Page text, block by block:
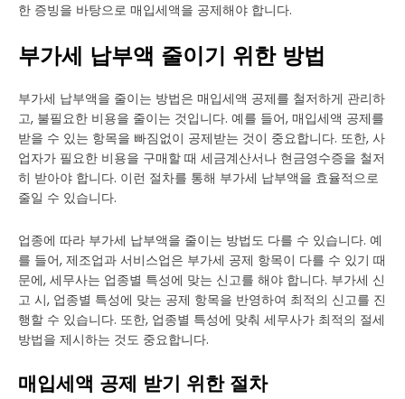
한 증빙을 바탕으로 매입세액을 공제해야 합니다.
부가세 납부액 줄이기 위한 방법
부가세 납부액을 줄이는 방법은 매입세액 공제를 철저하게 관리하
고, 불필요한 비용을 줄이는 것입니다. 예를 들어, 매입세액 공제를
받을 수 있는 항목을 빠짐없이 공제받는 것이 중요합니다. 또한, 사
업자가 필요한 비용을 구매할 때 세금계산서나 현금영수증을 철저
히 받아야 합니다. 이런 절차를 통해 부가세 납부액을 효율적으로
줄일 수 있습니다.
업종에 따라 부가세 납부액을 줄이는 방법도 다를 수 있습니다. 예
를 들어, 제조업과 서비스업은 부가세 공제 항목이 다를 수 있기 때
문에, 세무사는 업종별 특성에 맞는 신고를 해야 합니다. 부가세 신
고 시, 업종별 특성에 맞는 공제 항목을 반영하여 최적의 신고를 진
행할 수 있습니다. 또한, 업종별 특성에 맞춰 세무사가 최적의 절세
방법을 제시하는 것도 중요합니다.
매입세액 공제 받기 위한 절차